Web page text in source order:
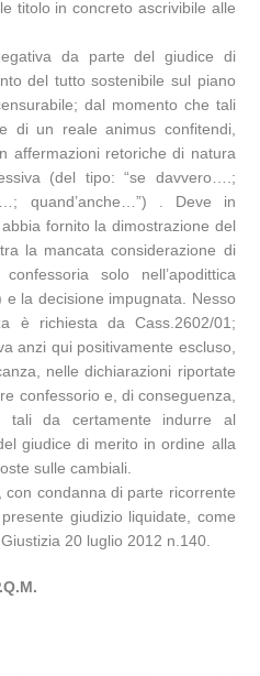
titolo in concreto ascrivibile alle
da parte del giudice di
del tutto sostenibile sul piano
dal momento che tali
di un reale animus confitendi,
affermazioni retoriche di natura
(del tipo: “se davvero….;
quand’anche…”) . Deve in
fornito la dimostrazione del
la mancata considerazione di
solo nell’apodittica
la decisione impugnata. Nesso
è richiesta da Cass.2602/01;
anzi qui positivamente escluso,
nelle dichiarazioni riportate
confessorio e, di conseguenza,
tali da certamente indurre al
giudice di merito in ordine alla
sulle cambiali.
condanna di parte ricorrente
giudizio liquidate, come
20 luglio 2012 n.140.